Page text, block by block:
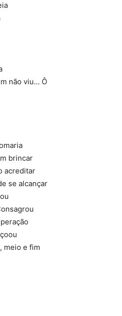
Leopoldinense (Foto: Daniel
da Cultura)
Leopoldinense (Foto: Daniel
da Cultura)
não viu… Ô
brincar
acreditar
se alcançar
meio e fim